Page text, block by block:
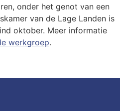
onder het genot van een
van de Lage Landen is
oktober. Meer informatie
werkgroep.